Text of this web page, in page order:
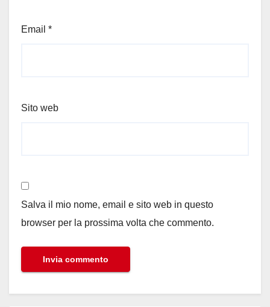
Email *
Sito web
Salva il mio nome, email e sito web in questo
browser per la prossima volta che commento.